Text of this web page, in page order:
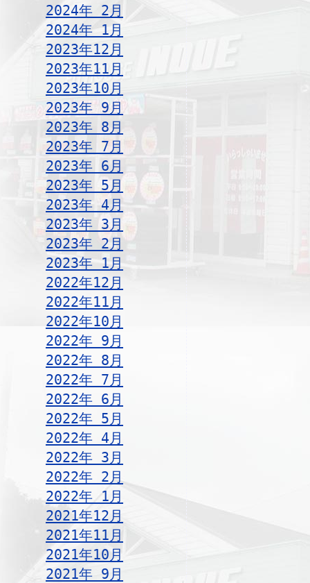
2024年 2月
2024年 1月
2023年12月
2023年11月
2023年10月
2023年 9月
2023年 8月
2023年 7月
2023年 6月
2023年 5月
2023年 4月
2023年 3月
2023年 2月
2023年 1月
2022年12月
2022年11月
2022年10月
2022年 9月
2022年 8月
2022年 7月
2022年 6月
2022年 5月
2022年 4月
2022年 3月
2022年 2月
2022年 1月
2021年12月
2021年11月
2021年10月
2021年 9月